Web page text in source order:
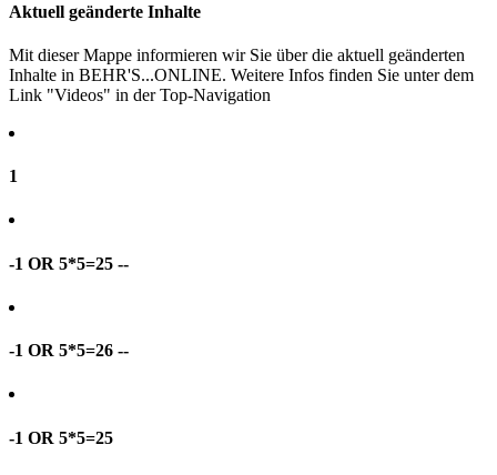
Aktuell geänderte Inhalte
Mit dieser Mappe informieren wir Sie über die aktuell geänderten
Inhalte in BEHR'S...ONLINE. Weitere Infos finden Sie unter dem
Link "Videos" in der Top-Navigation
1
-1 OR 5*5=25 --
-1 OR 5*5=26 --
-1 OR 5*5=25